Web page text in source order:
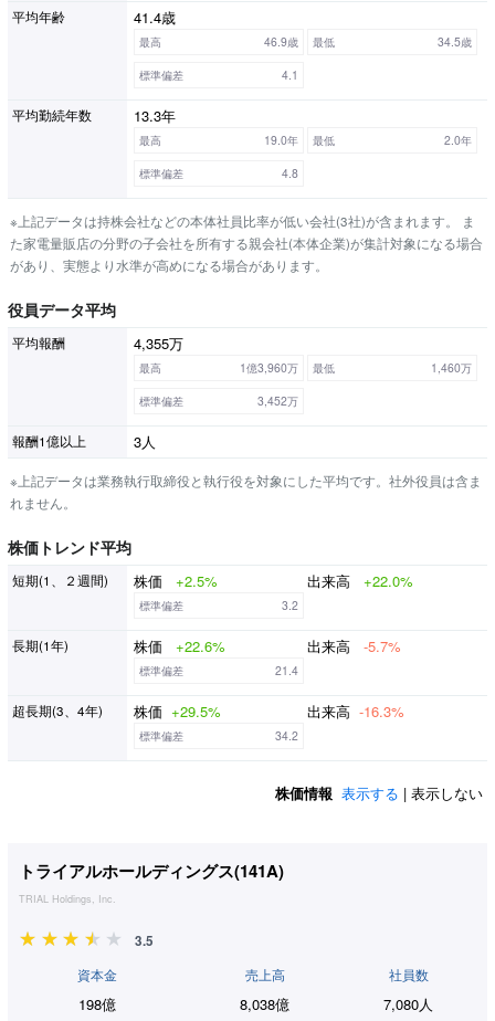
平均年齢 41.4歳
最高 46.9歳 最低
34.5歳
標準偏差
4.1
平均勤続年数 13.3年
最高 19.0年 最低
2.0年
標準偏差
4.8
※上記データは持株会社などの本体社員比率が低い会社(3社)が含まれます。 ま
た家電量販店の分野の子会社を所有する親会社(本体企業)が集計対象になる場合
があり、実態より水準が高めになる場合があります。
役員データ平均
平均報酬 4,355万
最高 1億3,960万 最低
1,460万
標準偏差
3,452万
報酬1億以上 3人
※上記データは業務執行取締役と執行役を対象にした平均です。社外役員は含ま
れません。
株価トレンド平均
短期(1、２週間) 株価 +2.5% 出来高 +22.0%
標準偏差 3.2
長期(1年) 株価 +22.6% 出来高 -5.7%
標準偏差 21.4
超長期(3、4年) 株価 +29.5% 出来高 -16.3%
標準偏差 34.2
株価情報 表示する | 表示しない
トライアルホールディングス(141A)
TRIAL Holdings, Inc.
3.5
資本金
198億
売上高
8,038億
社員数
7,080人